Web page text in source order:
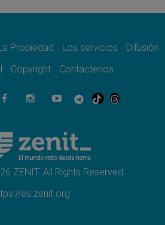
bendicen la guerra
Ataque masivo en Kyiv durante la
"La visita del Papa a Argentina
Uruguay: la visita del Papa
la fe y la esperanza
Propiedad Los servicios
Difusión
Copyright Contáctenos
ZENIT. All Rights Reserved.
es.zenit.org